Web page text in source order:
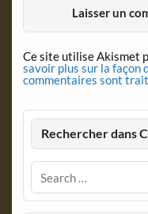
Ce site utilise Akismet
savoir plus sur la façon
commentaires sont
Rechercher dans